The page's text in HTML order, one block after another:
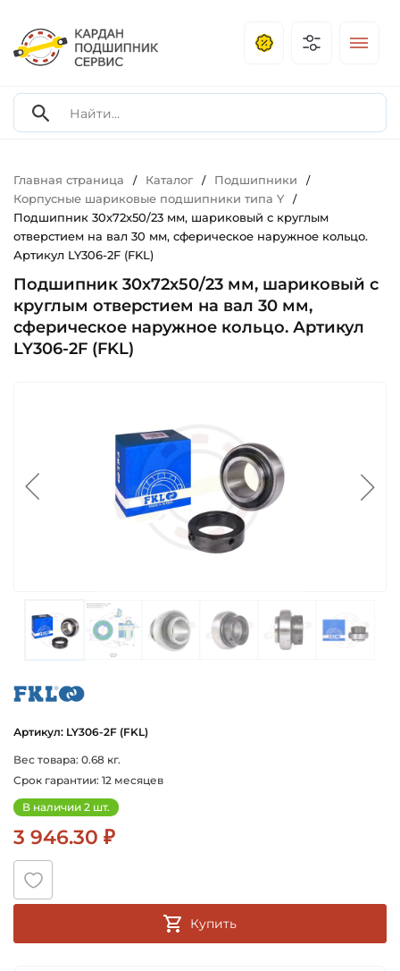
Главная страница / Каталог / Подшипники /
Корпусные шариковые подшипники типа Y /
Подшипник 30х72х50/23 мм, шариковый с круглым
отверстием на вал 30 мм, сферическое наружное кольцо.
Артикул LY306-2F (FKL)
Подшипник 30х72х50/23 мм, шариковый с
круглым отверстием на вал 30 мм,
сферическое наружное кольцо. Артикул
LY306-2F (FKL)
Артикул: LY306-2F (FKL)
Вес товара: 0.68 кг.
Срок гарантии: 12 месяцев
В наличии 2 шт.
3 946.30 ₽
Купить